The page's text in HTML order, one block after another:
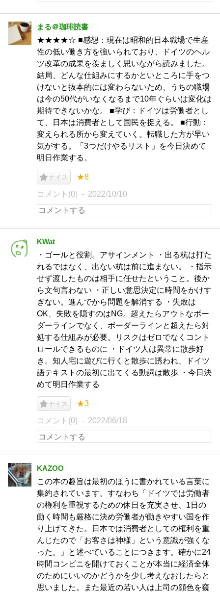
まる＠珈琲読書
★★★★☆ ■感想：現在は昭和的日本職場で生産
性の低い働き方を強いられており、ドイツのヘル
ツ改革の成果を羨ましく思いながら読みました。
結局、どんな仕組みにするかといところに手をつ
けないと抜本的には変わらないため、うちの職場
は今の50代がいなくなるまで10年ぐらいは変化は
期待できないかな。 ■学び：ドイツは労働者とし
て、日本は消費者として国民を捉える。 ■行動：
変えられる所から変えていく。転職した方が早い
気がする。「3つだけやるリスト」を今日決めて
明日作業する。
ナイス ★8
コメント(0) 2022/10/10
KWat
・ゴールと役割。アサインメント ・出る杭は打た
れるではなく、出ない杭は前に進まない。 ・指示
せず渡したものは相手に任せたということ。後か
ら文句言わない ・正しい意思決定に時間をかけす
ぎない。進んでから問題を解消する ・失敗は
OK、失敗を隠すのはNG。超えたらアウトなボー
ダーラインでなく、ボーダーラインと超えたら対
処する仕組みが必要。リスクはゼロでなくコント
ロールできるものに ・ドイツ人は異常に散歩好
き。知人宅に遊びに行くと散歩に誘われ、ドイツ
語テキストの最初に出てくる動詞は散歩 ・今日決
めて明日作業する
ナイス ★3
コメント(0) 2022/06/18
KAZOO
この本の趣旨は最初のほうに書かれている言葉に
集約されています。すなわち「ドイツでは労働者
の権利を重視するための休日を充実させ、1日の
働く時間も厳格に決め労働者が働きやすい国を作
り上げてきた。日本では消費者としての権利を重
んじたので「お客さは神様」という意識が強くな
った。」と述べていることにつきます。確かに24
時間コンビニを開けておくことが本当に経済全体
のためにいいのかどうかを少し考えなおしたらと
思いました。また最近の若い人は上司の顔色を窺